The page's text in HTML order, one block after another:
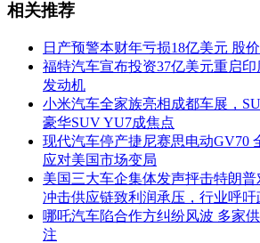
相关推荐
日产预警本财年亏损18亿美元 股
福特汽车宣布投资37亿美元重启
发动机
小米汽车全家族亮相成都车展，
豪华SUV YU7成焦点
现代汽车停产捷尼赛思电动GV70
应对美国市场变局
美国三大车企集体发声抨击特朗
冲击供应链致利润承压，行业呼
哪吒汽车陷合作方纠纷风波 多家
注